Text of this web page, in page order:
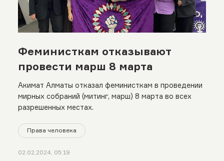
Феминисткам отказывают
провести марш 8 марта
Акимат Алматы отказал феминисткам в проведении
мирных собраний (митинг, марш) 8 марта во всех
разрешенных местах.
Права человека
02.02.2024, 05:19